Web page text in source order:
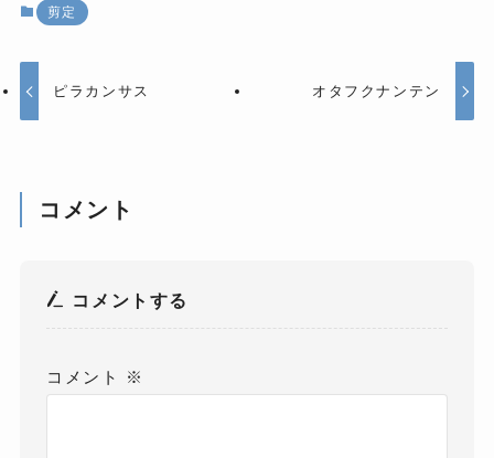
剪定
ピラカンサス オタフクナンテン
コメント
コメントする
コメント ※